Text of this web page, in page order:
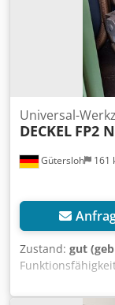
Gütersloh 161
Universal-
DECKEL FP2
Zustand: gut
Handrädern und